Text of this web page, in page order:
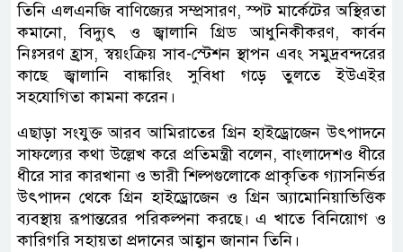
তিনি এলএনজি বাণিজ্যের সম্প্রসারণ, স্পট মার্কেটের অস্থিরতা
কমানো, বিদ্যুৎ ও জ্বালানি গ্রিড আধুনিকীকরণ, কার্বন
নিঃসরণ হ্রাস, স্বয়ংক্রিয় সাব-স্টেশন স্থাপন এবং সমুদ্রবন্দরের
কাছে জ্বালানি বাঙ্কারিং সুবিধা গড়ে তুলতে ইউএইর
সহযোগিতা কামনা করেন।
এছাড়া সংযুক্ত আরব আমিরাতের গ্রিন হাইড্রোজেন উৎপাদনে
সাফল্যের কথা উল্লেখ করে প্রতিমন্ত্রী বলেন, বাংলাদেশও ধীরে
ধীরে সার কারখানা ও ভারী শিল্পগুলোকে প্রাকৃতিক গ্যাসনির্ভর
উৎপাদন থেকে গ্রিন হাইড্রোজেন ও গ্রিন অ্যামোনিয়াভিত্তিক
ব্যবস্থায় রূপান্তরের পরিকল্পনা করছে। এ খাতে বিনিয়োগ ও
কারিগরি সহায়তা প্রদানের আহ্বান জানান তিনি।